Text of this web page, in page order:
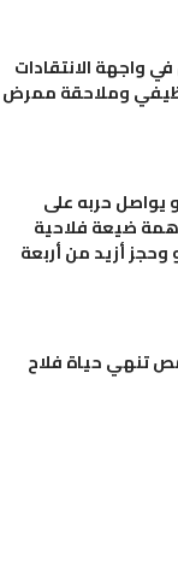
واجهة الانتقادات
وملاحقة ممرض
يواصل حربه على
ضيعة فلاحية
أزيد من أربعة
تنهي حياة فلاح